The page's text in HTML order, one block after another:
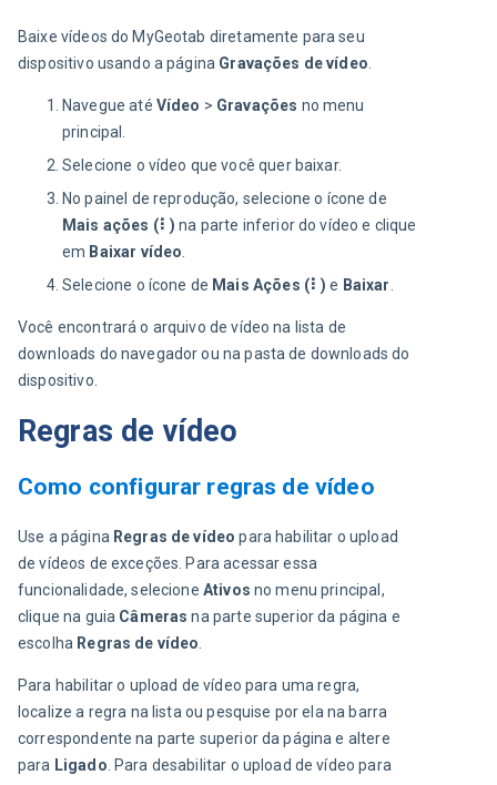
Baixe vídeos do MyGeotab diretamente para seu
dispositivo usando a página Gravações de vídeo
Navegue até Vídeo > Gravações no menu
principal.
Selecione o vídeo que você quer baixar.
No painel de reprodução, selecione o ícone de
Mais ações (⠇) na parte inferior do vídeo e clique
em Baixar vídeo
Selecione o ícone de Mais Ações (⠇) e Baixar
Você encontrará o arquivo de vídeo na lista de
downloads do navegador ou na pasta de downloads do
dispositivo.
Regras de vídeo
Como configurar regras de vídeo
Use a página Regras de vídeo para habilitar o upload
de vídeos de exceções. Para acessar essa
funcionalidade, selecione Ativos no menu principal,
clique na guia Câmeras na parte superior da página e
escolha Regras de vídeo.
Para habilitar o upload de vídeo para uma regra,
localize a regra na lista ou pesquise por ela na barra
correspondente na parte superior da página e altere
para Ligado. Para desabilitar o upload de vídeo para